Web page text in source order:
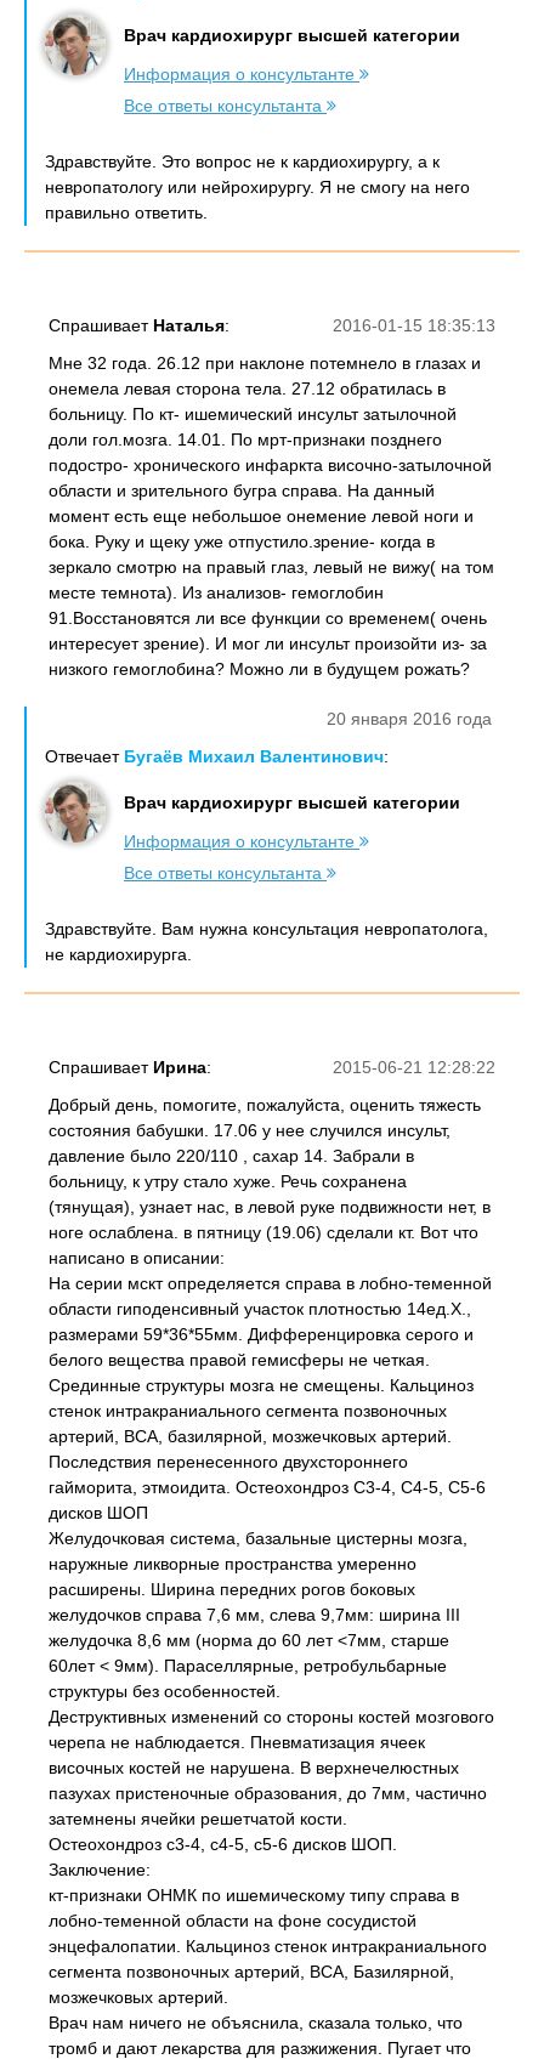
Врач кардиохирург высшей категории
Информация о консультанте
Все ответы консультанта
Здравствуйте. Это вопрос не к кардиохирургу, а к
невропатологу или нейрохирургу. Я не смогу на него
правильно ответить.
2016-01-15 18:35:13
Спрашивает Наталья:
Мне 32 года. 26.12 при наклоне потемнело в глазах и
онемела левая сторона тела. 27.12 обратилась в
больницу. По кт- ишемический инсульт затылочной
доли гол.мозга. 14.01. По мрт-признаки позднего
подостро- хронического инфаркта височно-затылочной
области и зрительного бугра справа. На данный
момент есть еще небольшое онемение левой ноги и
бока. Руку и щеку уже отпустило.зрение- когда в
зеркало смотрю на правый глаз, левый не вижу( на том
месте темнота). Из анализов- гемоглобин
91.Восстановятся ли все функции со временем( очень
интересует зрение). И мог ли инсульт произойти из- за
низкого гемоглобина? Можно ли в будущем рожать?
20 января 2016 года
Отвечает Бугаёв Михаил Валентинович:
Врач кардиохирург высшей категории
Информация о консультанте
Все ответы консультанта
Здравствуйте. Вам нужна консультация невропатолога,
не кардиохирурга.
2015-06-21 12:28:22
Спрашивает Ирина:
Добрый день, помогите, пожалуйста, оценить тяжесть
состояния бабушки. 17.06 у нее случился инсульт,
давление было 220/110 , сахар 14. Забрали в
больницу, к утру стало хуже. Речь сохранена
(тянущая), узнает нас, в левой руке подвижности нет, в
ноге ослаблена. в пятницу (19.06) сделали кт. Вот что
написано в описании:
На серии мскт определяется справа в лобно-теменной
области гиподенсивный участок плотностью 14ед.Х.,
размерами 59*36*55мм. Дифференцировка серого и
белого вещества правой гемисферы не четкая.
Срединные структуры мозга не смещены. Кальциноз
стенок интракраниального сегмента позвоночных
артерий, ВСА, базилярной, мозжечковых артерий.
Последствия перенесенного двухстороннего
гайморита, этмоидита. Остеохондроз С3-4, С4-5, С5-6
дисков ШОП
Желудочковая система, базальные цистерны мозга,
наружные ликворные пространства умеренно
расширены. Ширина передних рогов боковых
желудочков справа 7,6 мм, слева 9,7мм: ширина III
желудочка 8,6 мм (норма до 60 лет <7мм, старше
60лет < 9мм). Параселлярные, ретробульбарные
структуры без особенностей.
Деструктивных изменений со стороны костей мозгового
черепа не наблюдается. Пневматизация ячеек
височных костей не нарушена. В верхнечелюстных
пазухах пристеночные образования, до 7мм, частично
затемнены ячейки решетчатой кости.
Остеохондроз с3-4, с4-5, с5-6 дисков ШОП.
Заключение:
кт-признаки ОНМК по ишемическому типу справа в
лобно-теменной области на фоне сосудистой
энцефалопатии. Кальциноз стенок интракраниального
сегмента позвоночных артерий, ВСА, Базилярной,
мозжечковых артерий.
Врач нам ничего не объяснила, сказала только, что
тромб и дают лекарства для разжижения. Пугает что